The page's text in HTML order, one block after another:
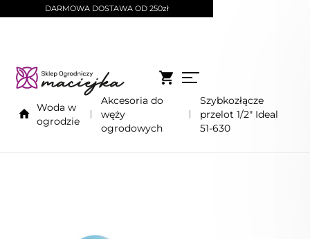
DARMOWA DOSTAWA OD 250zł
Woda w
ogrodzie
Akcesoria do
węży
ogrodowych
Szybkozłącze
przelot 1/2" Ideal
51-630